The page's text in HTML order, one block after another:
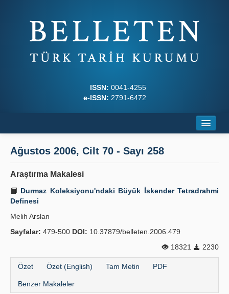
ISSN: 0041-4255
e-ISSN: 2791-6472
Dergi Kurulları
Yazım Kuralları
Kılavuzlar
İletişim
Ağustos 2006, Cilt 70 - Sayı 258
Araştırma Makalesi
Durmaz Koleksiyonu'ndaki Büyük İskender Tetradrahmi
Definesi
Melih Arslan
Sayfalar: 479-500 DOI: 10.37879/belleten.2006.479
18321
2230
Özet Özet (English) Tam Metin PDF
Benzer Makaleler